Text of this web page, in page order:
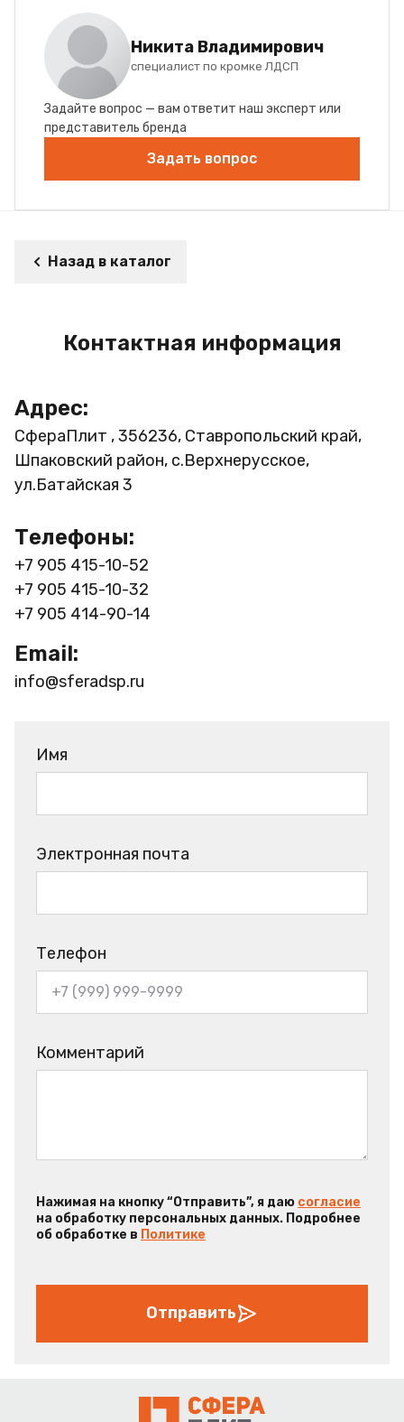
Никита Владимирович
специалист по кромке ЛДСП
Задайте вопрос — вам ответит наш эксперт или
представитель бренда
Задать вопрос
Назад в каталог
Контактная информация
Адрес:
СфераПлит , 356236, Ставропольский край,
Шпаковский район, с.Верхнерусское,
ул.Батайская 3
Телефоны:
+7 905 415-10-52
+7 905 415-10-32
+7 905 414-90-14
Email:
info@sferadsp.ru
Имя
Электронная почта
Телефон
Комментарий
Нажимая на кнопку “Отправить”, я даю согласие
на обработку персональных данных. Подробнее
об обработке в Политике
Отправить